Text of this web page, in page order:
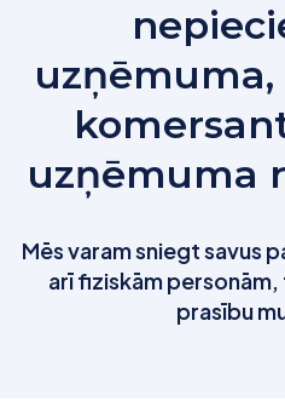
uzņēmuma
Mēs varam sniegt savus
arī fiziskām
prasību